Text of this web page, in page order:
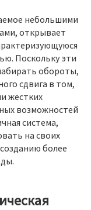
небольшими
открывает
Поскольку эти
обороты,
сдвига в том,
жестких
возможностей
система,
на своих
более